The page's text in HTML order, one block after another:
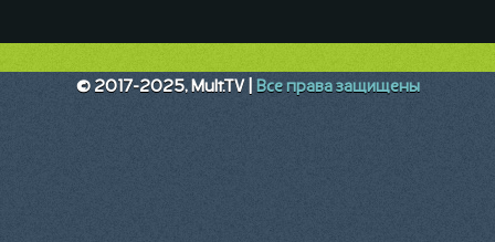
© 2017-2025, Mult.TV | Все права защищены